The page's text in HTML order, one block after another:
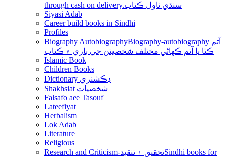
through cash on delivery.سنڌي ناول ڪتاب
Siyasi Adab
Career build books in Sindhi
Profiles
Biography AutobiographyBiography-autobiography آتم
ڪٿا يا آتم ڪھاڻي مختلف شخصيتن جي باري ۾ ڪتاب
Islamic Book
Children Books
Dictionary ڊڪشنري
Shakhsiat شخصيات
Falsafo aee Tasouf
Lateefiyat
Herbalism
Lok Adab
Literature
Religious
Research and Criticism-تحقيق ۽ تنقيدSindhi books for